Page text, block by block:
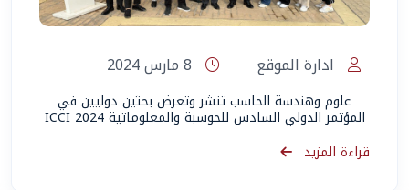
ادارة الموقع
علوم وهندسة الحاسب تنشر وتعرض بحثين دوليين في
المؤتمر الدولي السادس للحوسبة والمعلوماتية ICCI 2024
قراءة المزيد
المساعد الذكي (NMU)